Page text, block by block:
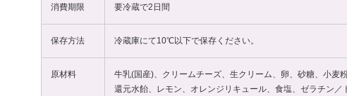
消費期限 要冷蔵で2日間
保存方法 冷蔵庫にて10℃以下で保存ください。
原材料
牛乳(国産)、クリームチーズ、生クリーム、卵、砂糖、小麦
還元水飴、レモン、オレンジリキュール、食塩、ゼラチン／